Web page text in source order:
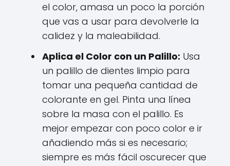
el color, amasa un poco la porción
que vas a usar para devolverle la
calidez y la maleabilidad.
Aplica el Color con un Palillo: Usa
un palillo de dientes limpio para
tomar una pequeña cantidad de
colorante en gel. Pinta una línea
sobre la masa con el palillo. Es
mejor empezar con poco color e ir
añadiendo más si es necesario;
siempre es más fácil oscurecer que